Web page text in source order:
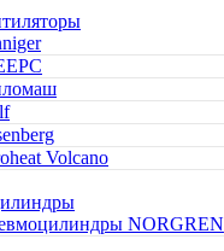
Volcano
NORGREN